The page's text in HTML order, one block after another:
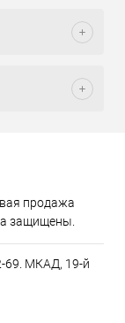
продажа
защищены.
69. МКАД, 19-й